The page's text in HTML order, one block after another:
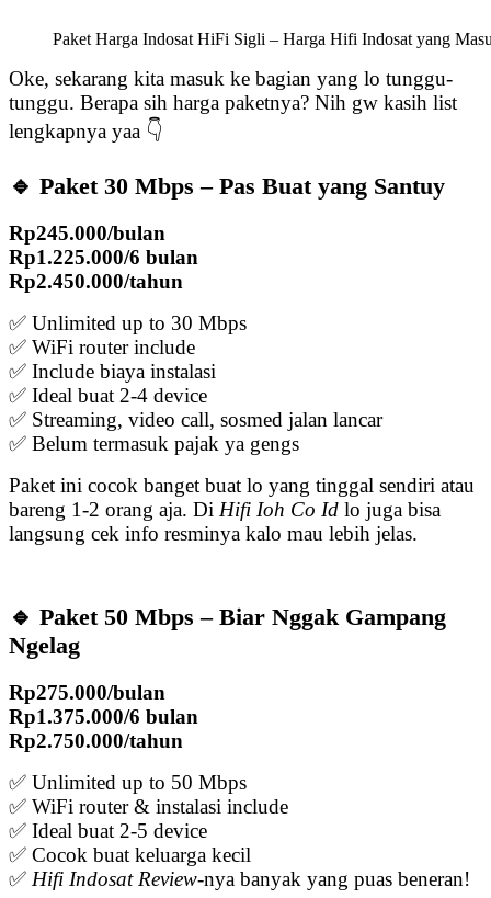
Paket Harga Indosat HiFi Sigli – Harga Hifi Indosat yang
Oke, sekarang kita masuk ke bagian yang lo tunggu-
tunggu. Berapa sih harga paketnya? Nih gw kasih list
lengkapnya yaa 👇
🔹 Paket 30 Mbps – Pas Buat yang Santuy
Rp245.000/bulan
Rp1.225.000/6 bulan
Rp2.450.000/tahun
✅ Unlimited up to 30 Mbps
✅ WiFi router include
✅ Include biaya instalasi
✅ Ideal buat 2-4 device
✅ Streaming, video call, sosmed jalan lancar
✅ Belum termasuk pajak ya gengs
Paket ini cocok banget buat lo yang tinggal sendiri atau
bareng 1-2 orang aja. Di Hifi Ioh Co Id lo juga bisa
langsung cek info resminya kalo mau lebih jelas.
🔹 Paket 50 Mbps – Biar Nggak Gampang
Ngelag
Rp275.000/bulan
Rp1.375.000/6 bulan
Rp2.750.000/tahun
✅ Unlimited up to 50 Mbps
✅ WiFi router & instalasi include
✅ Ideal buat 2-5 device
✅ Cocok buat keluarga kecil
✅ Hifi Indosat Review-nya banyak yang puas beneran!